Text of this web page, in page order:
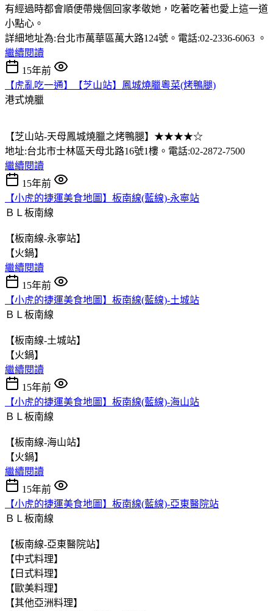
有經過時都會順便帶幾個回家孝敬她，吃著吃著也愛上這一道
小點心。
詳細地址為:台北市萬華區萬大路124號。電話:02-2336-6063 。
繼續閱讀
15年前
【虎亂吃一通】【芝山站】鳳城燒臘粵菜(烤鴨腿)
港式燒臘
【芝山站-天母鳳城燒臘之烤鴨腿】★★★★☆
地址:台北市士林區天母北路16號1樓。電話:02-2872-7500
繼續閱讀
15年前
【小虎的捷運美食地圖】板南線(藍線)-永寧站
ＢＬ板南線
【板南線-永寧站】
【火鍋】
繼續閱讀
15年前
【小虎的捷運美食地圖】板南線(藍線)-土城站
ＢＬ板南線
【板南線-土城站】
【火鍋】
繼續閱讀
15年前
【小虎的捷運美食地圖】板南線(藍線)-海山站
ＢＬ板南線
【板南線-海山站】
【火鍋】
繼續閱讀
15年前
【小虎的捷運美食地圖】板南線(藍線)-亞東醫院站
ＢＬ板南線
【板南線-亞東醫院站】
【中式料理】
【日式料理】
【歐美料理】
【其他亞洲料理】